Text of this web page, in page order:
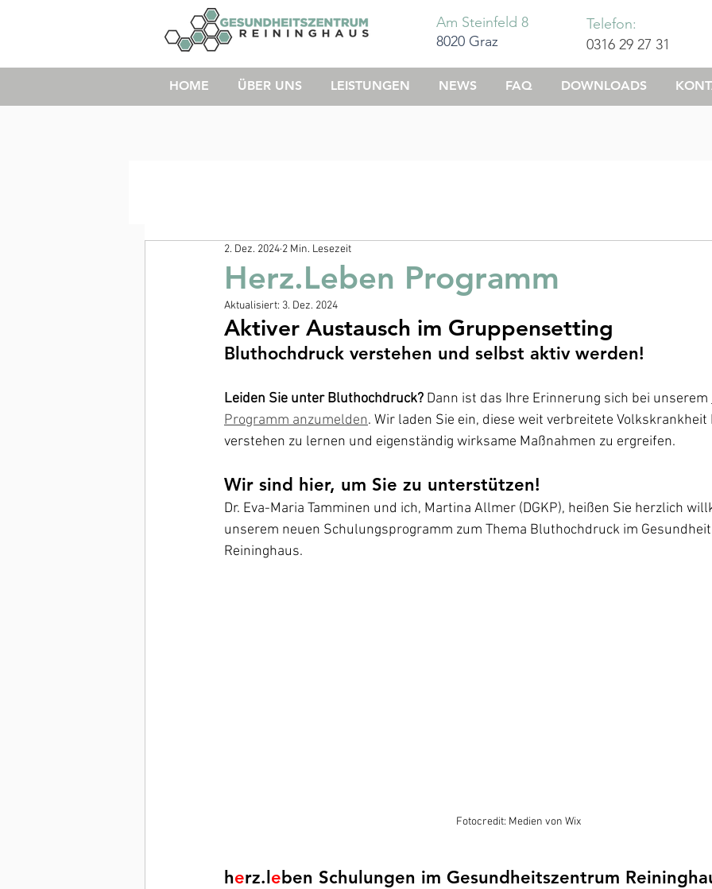
Am Steinfeld 8
8020 Graz
Telefon:
0316 29 27 31
HOME ÜBER UNS LEISTUNGEN NEWS FAQ DOWNLOADS
Herz.Leben Programm
2. Dez. 2024 2 Min. Lesezeit
Aktualisiert: 3. Dez. 2024
Aktiver Austausch im Gruppensetting
Bluthochdruck verstehen und selbst aktiv werden!
Leiden Sie unter Bluthochdruck? Dann ist das Ihre Erinnerung sich bei unserem
Programm anzumelden. Wir laden Sie ein, diese weit verbreitete
verstehen zu lernen und eigenständig wirksame Maßnahmen zu ergreifen.
Wir sind hier, um Sie zu unterstützen!
Dr. Eva-Maria Tamminen und ich, Martina Allmer (DGKP), heißen Sie herzlich
unserem neuen Schulungsprogramm zum Thema Bluthochdruck im
Reininghaus.
Fotocredit: Medien von Wix
herz.leben Schulungen im Gesundheitszentrum